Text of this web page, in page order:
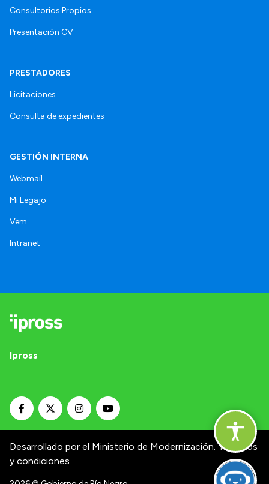
Consultorios Propios
Presentación CV
PRESTADORES
Licitaciones
Consulta de expedientes
GESTIÓN INTERNA
Webmail
Mi Legajo
Vem
Intranet
Ipross
Desarrollado por el Ministerio de Modernización. Términos
y condiciones